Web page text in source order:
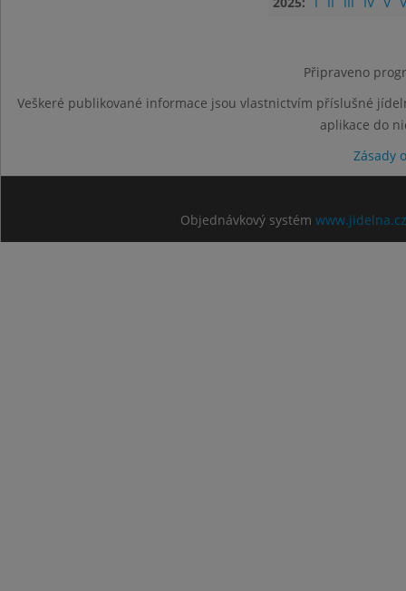
Připraveno
Veškeré publikované informace jsou vlastnictvím příslušné
aplikace do
Zásady
Objednávkový systém www.jidelna.cz